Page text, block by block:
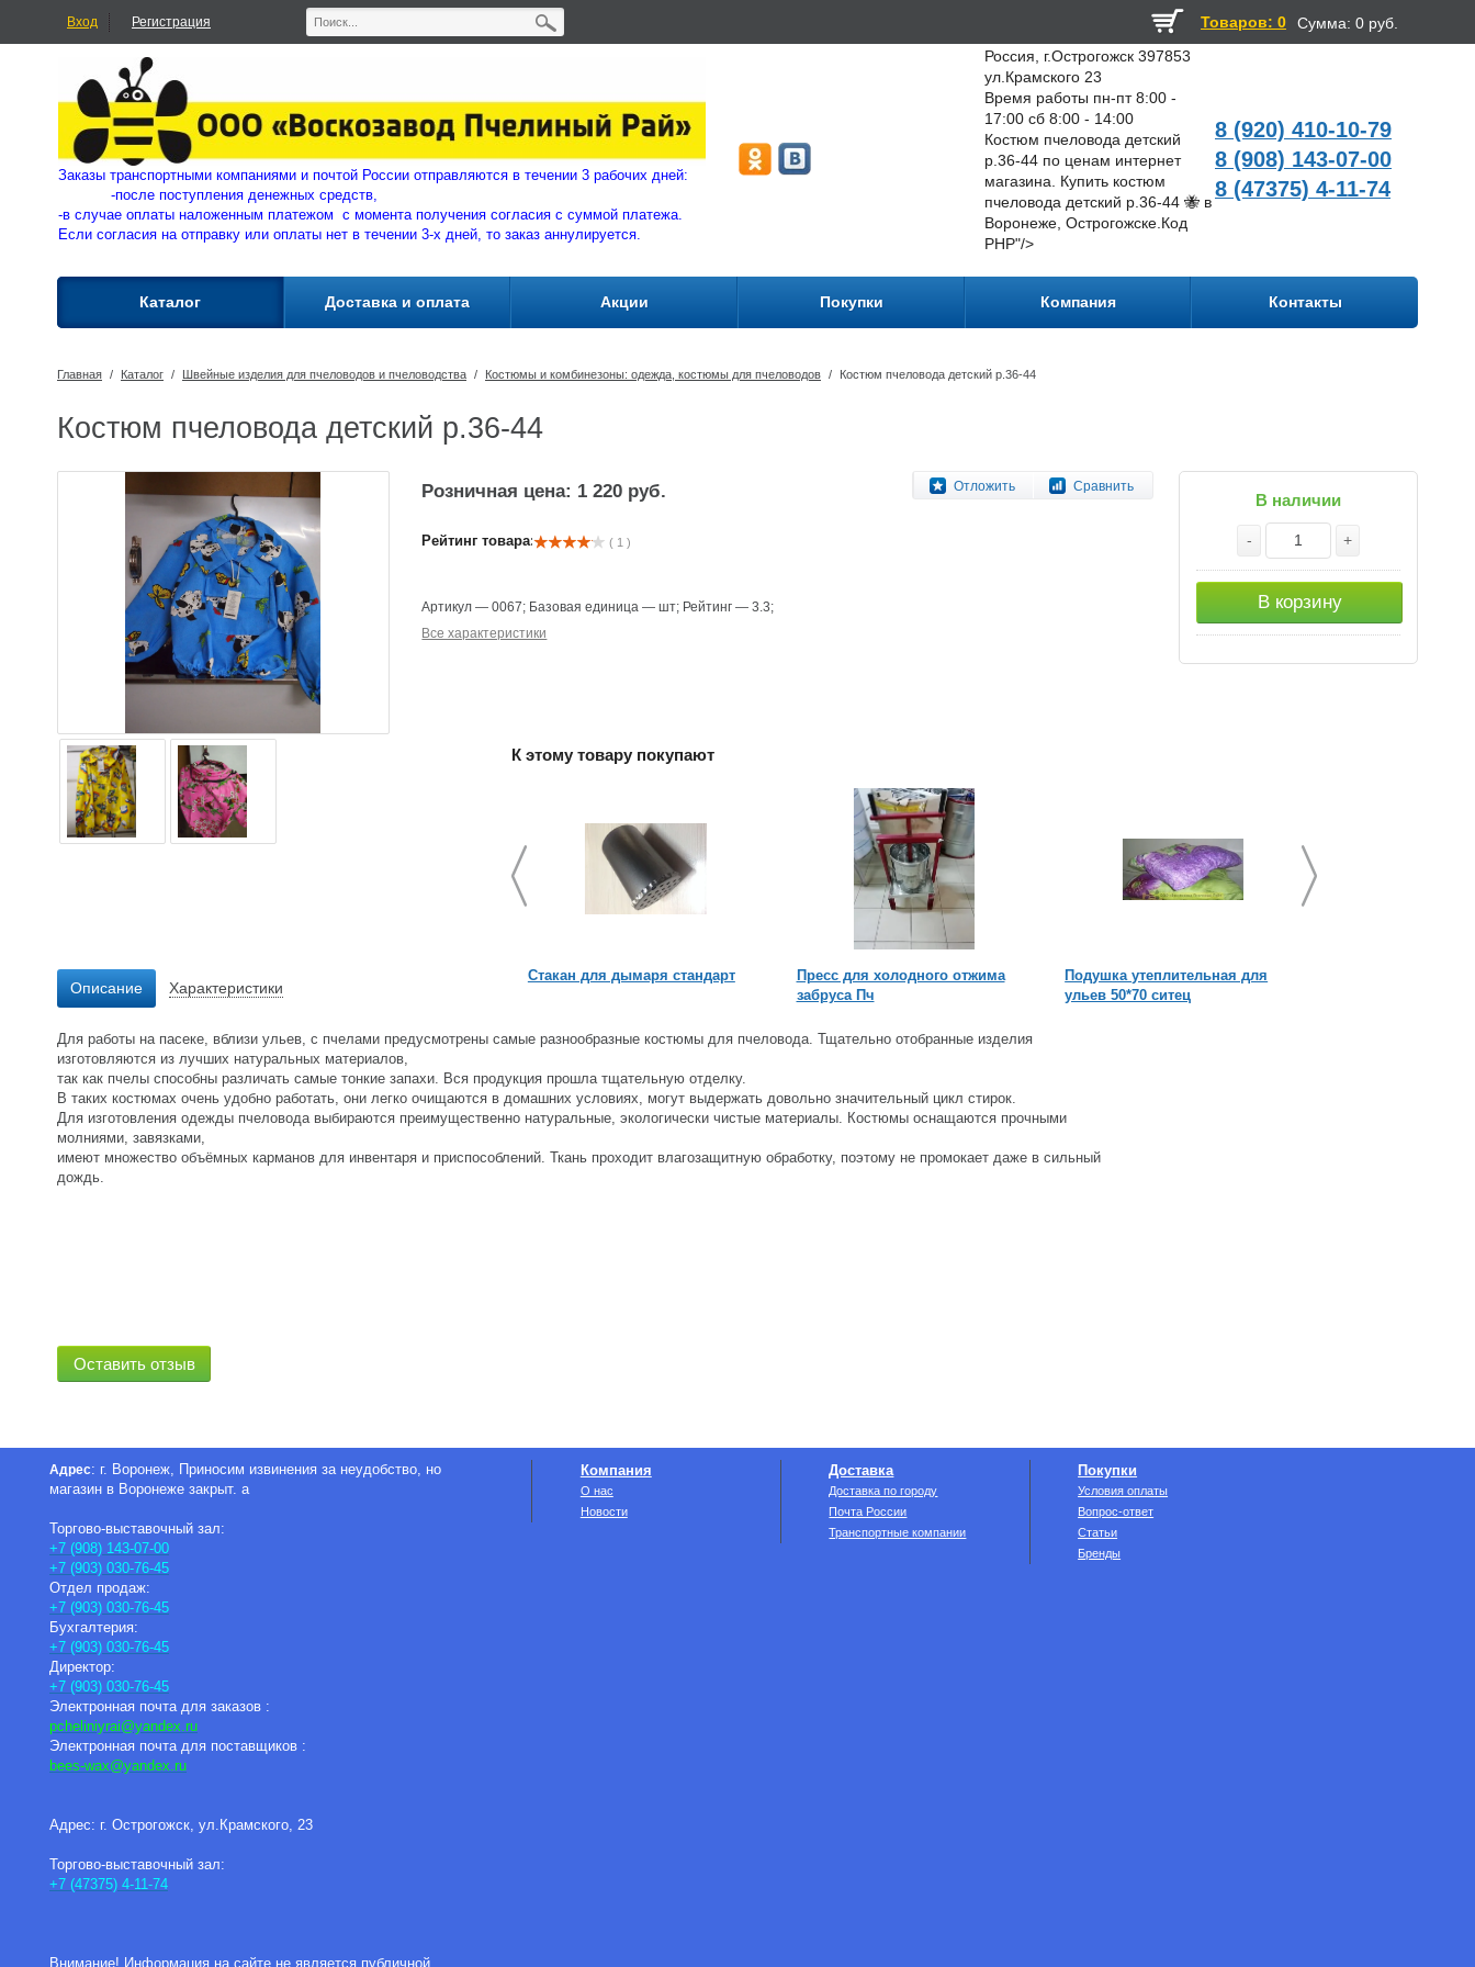
Вход Регистрация Товаров: 0 Сумма: 0 руб.
Заказы транспортными компаниями и почтой России отправляются в течении 3 рабочих дней:
-после поступления денежных средств,
-в случае оплаты наложенным платежом с момента получения согласия с суммой платежа.
Если согласия на отправку или оплаты нет в течении 3-х дней, то заказ аннулируется.
Россия, г.Острогожск 397853
ул.Крамского 23
Время работы пн-пт 8:00 -
17:00 сб 8:00 - 14:00
Костюм пчеловода детский
р.36-44 по ценам интернет
магазина. Купить костюм
пчеловода детский р.36-44 🐝 в
Воронеже, Острогожске. Код
PHP"/>
8 (920) 410-10-79
8 (908) 143-07-00
8 (47375) 4-11-74
Каталог Доставка и оплата Акции Покупки Компания Контакты
Главная / Каталог / Швейные изделия для пчеловодов и пчеловодства / Костюмы и комбинезоны: одежда, костюмы для пчеловодов / Костюм пчеловода детский р.36-44
Костюм пчеловода детский р.36-44
Отложить Сравнить
Розничная цена: 1 220 руб.
Рейтинг товара: ( 1 )
Артикул —0067; Базовая единица —шт; Рейтинг —3.3;
Все характеристики
К этому товару покупают
Стакан для дымаря стандарт
Пресс для холодного отжима
забруса Пч
Подушка утеплительная для
ульев 50*70 ситец
В наличии
- +
В корзину
Описание Характеристики
Для работы на пасеке, вблизи ульев, с пчелами предусмотрены самые разнообразные костюмы для пчеловода. Тщательно отобранные изделия
изготовляются из лучших натуральных материалов,
так как пчелы способны различать самые тонкие запахи. Вся продукция прошла тщательную отделку.
В таких костюмах очень удобно работать, они легко очищаются в домашних условиях, могут выдержать довольно значительный цикл стирок.
Для изготовления одежды пчеловода выбираются преимущественно натуральные, экологически чистые материалы. Костюмы оснащаются прочными
молниями, завязками,
имеют множество объёмных карманов для инвентаря и приспособлений. Ткань проходит влагозащитную обработку, поэтому не промокает даже в сильный
дождь.
Оставить отзыв
Адрес: г. Воронеж, Приносим извинения за неудобство, но
магазин в Воронеже закрыт. а
Торгово-выставочный зал:
+7 (908) 143-07-00
+7 (903) 030-76-45
Отдел продаж:
+7 (903) 030-76-45
Бухгалтерия:
+7 (903) 030-76-45
Директор:
+7 (903) 030-76-45
Электронная почта для заказов :
pcheliniyrai@yandex.ru
Электронная почта для поставщиков :
bees-wax@yandex.ru
Адрес: г. Острогожск, ул.Крамского, 23
Торгово-выставочный зал:
+7 (47375) 4-11-74
Внимание! Информация на сайте не является публичной
Компания
О нас
Новости
Доставка
Доставка по городу
Почта России
Транспортные компании
Покупки
Условия оплаты
Вопрос-ответ
Статьи
Бренды